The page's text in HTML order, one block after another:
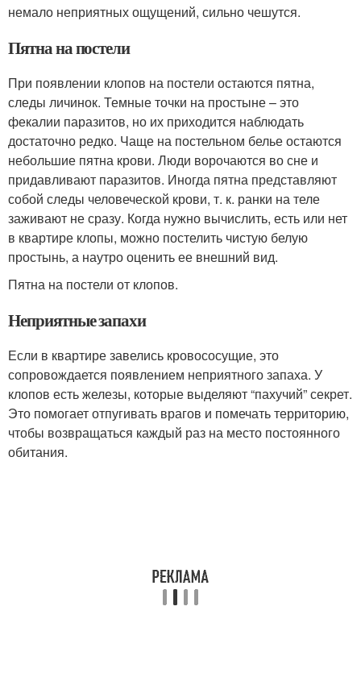
немало неприятных ощущений, сильно чешутся.
Пятна на постели
При появлении клопов на постели остаются пятна,
следы личинок. Темные точки на простыне – это
фекалии паразитов, но их приходится наблюдать
достаточно редко. Чаще на постельном белье остаются
небольшие пятна крови. Люди ворочаются во сне и
придавливают паразитов. Иногда пятна представляют
собой следы человеческой крови, т. к. ранки на теле
заживают не сразу. Когда нужно вычислить, есть или нет
в квартире клопы, можно постелить чистую белую
простынь, а наутро оценить ее внешний вид.
Пятна на постели от клопов.
Неприятные запахи
Если в квартире завелись кровососущие, это
сопровождается появлением неприятного запаха. У
клопов есть железы, которые выделяют “пахучий” секрет.
Это помогает отпугивать врагов и помечать территорию,
чтобы возвращаться каждый раз на место постоянного
обитания.